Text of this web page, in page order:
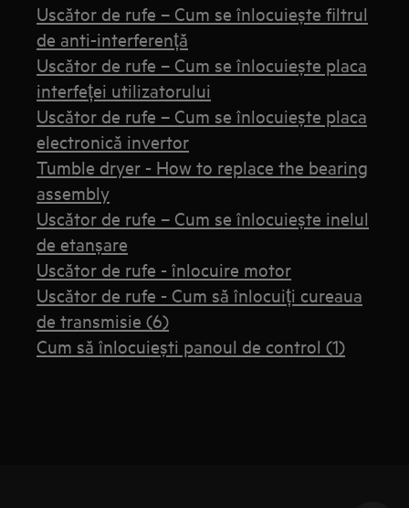
Uscător de rufe – Cum se înlocuiește filtrul
de anti-interferență
Uscător de rufe – Cum se înlocuiește placa
interfeței utilizatorului
Uscător de rufe – Cum se înlocuiește placa
electronică invertor
Tumble dryer - How to replace the bearing
assembly
Uscător de rufe – Cum se înlocuiește inelul
de etanșare
Uscător de rufe - înlocuire motor
Uscător de rufe - Cum să înlocuiți cureaua
de transmisie (6)
Cum să înlocuiești panoul de control (1)